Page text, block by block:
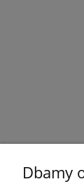
Dbamy